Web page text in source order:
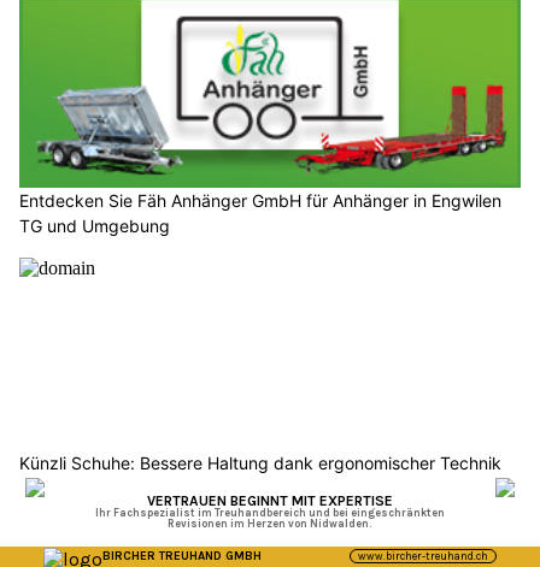
Entdecken Sie Fäh Anhänger GmbH für Anhänger in Engwilen
TG und Umgebung
Künzli Schuhe: Bessere Haltung dank ergonomischer Technik